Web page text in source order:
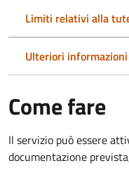
Limiti relativi alla
Ulteriori informazioni
Come fare
Il servizio può essere
documentazione